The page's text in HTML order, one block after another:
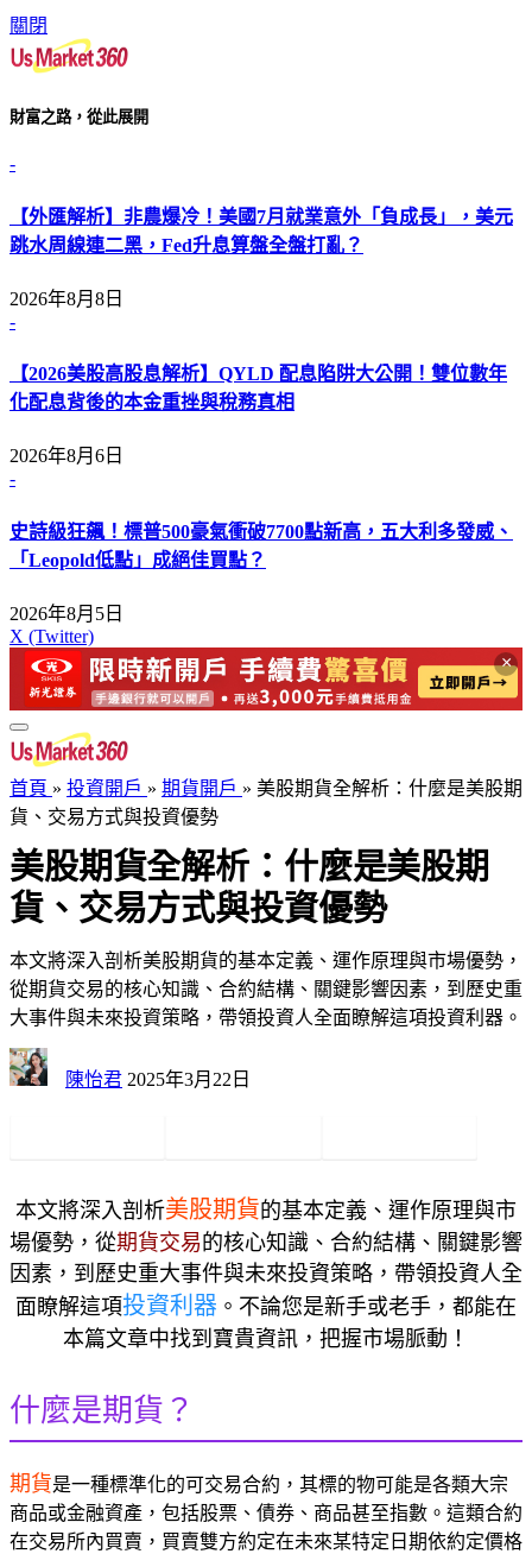
關閉
財富之路，從此展開
-
【外匯解析】非農爆冷！美國7月就業意外「負成長」，美元
跳水周線連二黑，Fed升息算盤全盤打亂？
2026年8月8日
-
【2026美股高股息解析】QYLD 配息陷阱大公開！雙位數年
化配息背後的本金重挫與稅務真相
2026年8月6日
-
史詩級狂飆！標普500豪氣衝破7700點新高，五大利多發威、
「Leopold低點」成絕佳買點？
2026年8月5日
X (Twitter)
×
首頁 » 投資開戶 » 期貨開戶 » 美股期貨全解析：什麼是美股期
貨、交易方式與投資優勢
美股期貨全解析：什麼是美股期
貨、交易方式與投資優勢
本文將深入剖析美股期貨的基本定義、運作原理與市場優勢，
從期貨交易的核心知識、合約結構、關鍵影響因素，到歷史重
大事件與未來投資策略，帶領投資人全面瞭解這項投資利器。
陳怡君 2025年3月22日
本文將深入剖析美股期貨的基本定義、運作原理與市
場優勢，從期貨交易的核心知識、合約結構、關鍵影響
因素，到歷史重大事件與未來投資策略，帶領投資人全
面瞭解這項投資利器 。不論您是新手或老手，都能在
本篇文章中找到寶貴資訊，把握市場脈動！
什麼是期貨？
期貨是一種標準化的可交易合約，其標的物可能是各類大宗
商品或金融資產，包括股票、債券、商品甚至指數。這類合約
在交易所內買賣，買賣雙方約定在未來某特定日期依約定價格